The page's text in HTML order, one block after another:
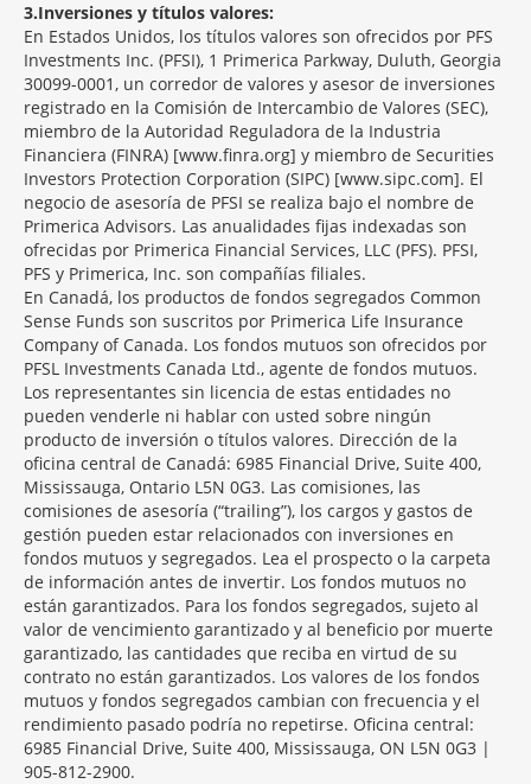
3 Inversiones y títulos valores:
En Estados Unidos, los títulos valores son ofrecidos por PFS
Investments Inc. (PFSI), 1 Primerica Parkway, Duluth, Georgia
30099-0001, un corredor de valores y asesor de inversiones
registrado en la Comisión de Intercambio de Valores (SEC),
miembro de la Autoridad Reguladora de la Industria
Financiera (FINRA) [www.finra.org] y miembro de Securities
Investors Protection Corporation (SIPC) [www.sipc.com]. El
negocio de asesoría de PFSI se realiza bajo el nombre de
Primerica Advisors. Las anualidades fijas indexadas son
ofrecidas por Primerica Financial Services, LLC (PFS). PFSI,
PFS y Primerica, Inc. son compañías filiales.
En Canadá, los productos de fondos segregados Common
Sense Funds son suscritos por Primerica Life Insurance
Company of Canada. Los fondos mutuos son ofrecidos por
PFSL Investments Canada Ltd., agente de fondos mutuos.
Los representantes sin licencia de estas entidades no
pueden venderle ni hablar con usted sobre ningún
producto de inversión o títulos valores. Dirección de la
oficina central de Canadá: 6985 Financial Drive, Suite 400,
Mississauga, Ontario L5N 0G3. Las comisiones, las
comisiones de asesoría (“trailing”), los cargos y gastos de
gestión pueden estar relacionados con inversiones en
fondos mutuos y segregados. Lea el prospecto o la carpeta
de información antes de invertir. Los fondos mutuos no
están garantizados. Para los fondos segregados, sujeto al
valor de vencimiento garantizado y al beneficio por muerte
garantizado, las cantidades que reciba en virtud de su
contrato no están garantizados. Los valores de los fondos
mutuos y fondos segregados cambian con frecuencia y el
rendimiento pasado podría no repetirse. Oficina central:
6985 Financial Drive, Suite 400, Mississauga, ON L5N 0G3 |
905-812-2900.